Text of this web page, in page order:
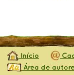
Início
Área de